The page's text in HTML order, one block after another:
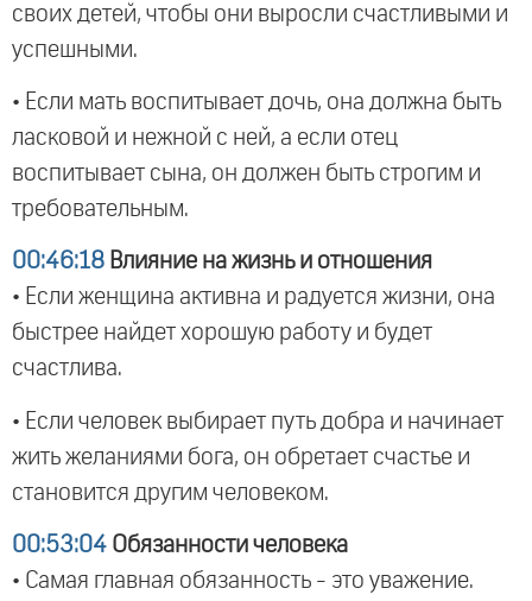
своих детей, чтобы они выросли счастливыми и
успешными.
• Если мать воспитывает дочь, она должна быть
ласковой и нежной с ней, а если отец
воспитывает сына, он должен быть строгим и
требовательным.
00:46:18 Влияние на жизнь и отношения
• Если женщина активна и радуется жизни, она
быстрее найдет хорошую работу и будет
счастлива.
• Если человек выбирает путь добра и начинает
жить желаниями бога, он обретает счастье и
становится другим человеком.
00:53:04 Обязанности человека
• Самая главная обязанность - это уважение.